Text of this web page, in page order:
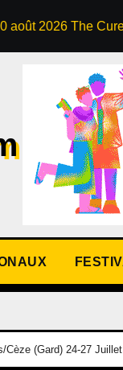
Nick Cave,
(Gard) 24-27